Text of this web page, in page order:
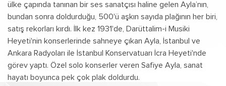
ülke çapında tanınan bir ses sanatçısı haline gelen Ayla’nın,
bundan sonra doldurduğu, 500'ü aşkın sayıda plağının her biri,
satış rekorları kırdı. İlk kez 1931'de, Darüttalim-i Musiki
Heyeti'nin konserlerinde sahneye çıkan Ayla, İstanbul ve
Ankara Radyoları ile İstanbul Konservatuarı İcra Heyeti'nde
görev yaptı. Özel solo konserler veren Safiye Ayla, sanat
hayatı boyunca pek çok plak doldurdu.